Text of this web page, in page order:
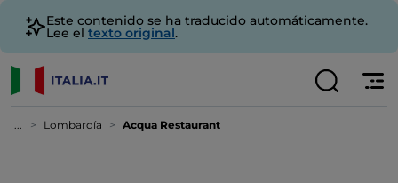
Este contenido se ha traducido automáticamente.
Lee el texto original.
... Lombardía Acqua Restaurant